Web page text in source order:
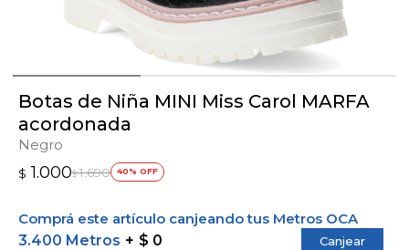
Botas de Niña MINI Miss Carol MARFA
acordonada
Negro
$ 1.000$ 1.690 40
Comprá este artículo canjeando tus Metros OCA
3.400 Metros
$ 0 Canjear